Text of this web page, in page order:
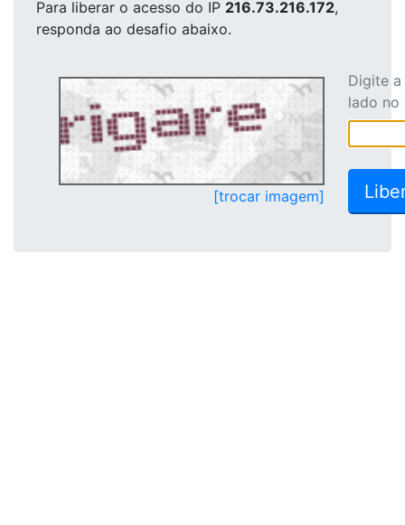
Para liberar o acesso do IP 216.73.216.172,
responda ao desafio abaixo.
[trocar imagem]
Digite
lado no